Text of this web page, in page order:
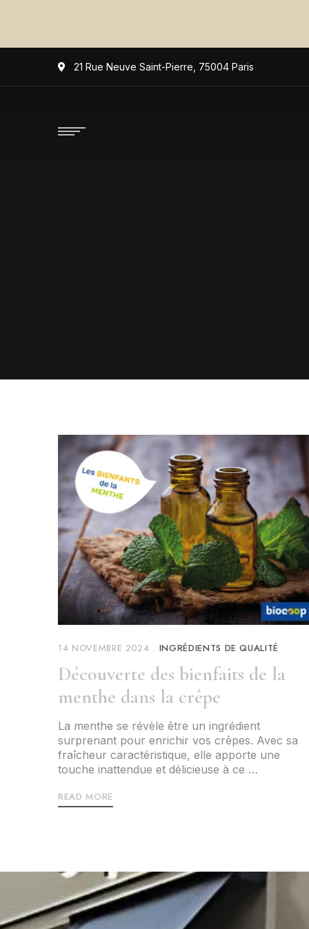
21 Rue Neuve Saint-Pierre, 75004 Paris
14 NOVEMBRE 2024 INGRÉDIENTS DE QUALITÉ
Découverte des bienfaits de la
menthe dans la crêpe
La menthe se révèle être un ingrédient
surprenant pour enrichir vos crêpes. Avec sa
fraîcheur caractéristique, elle apporte une
touche inattendue et délicieuse à ce …
READ MORE